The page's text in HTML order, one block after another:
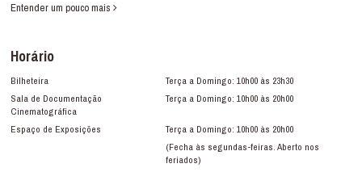
Entender um pouco mais
Horário
Bilheteira
Terça a Domingo: 10h00 às 23h30
Sala de Documentação
Cinematográfica
Terça a Domingo: 10h00 às 20h00
Espaço de Exposições
Terça a Domingo: 10h00 às 20h00
(Fecha às segundas-feiras. Aberto nos
feriados)